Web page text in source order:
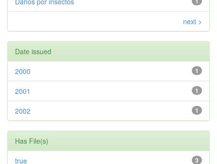
next >
Date issued
1
2000
1
2001
1
2002
Has File(s)
3
true